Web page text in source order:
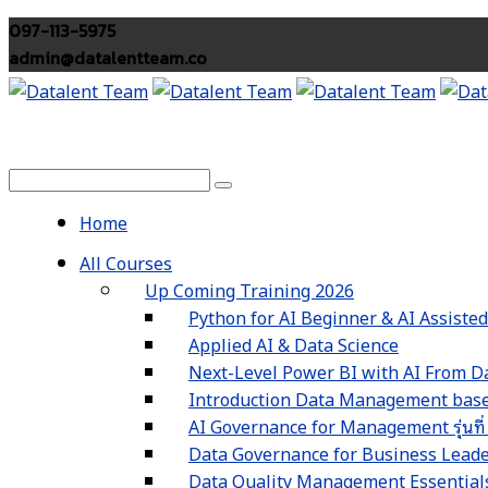
097-113-5975
admin@datalentteam.co
Home
All Courses
Up Coming Training 2026
Python for AI Beginner & AI
Applied AI & Data Science
Next-Level Power BI with AI From
Introduction Data Management
AI Governance for Management รุ่น
Data Governance for Business
Data Quality Management